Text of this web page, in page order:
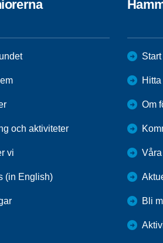
och aktiviteter
vi
(in English)
Start
Om
Bli